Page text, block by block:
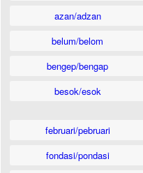
azan/adzan
belum/belom
bengep/bengap
besok/esok
februari/pebruari
fondasi/pondasi